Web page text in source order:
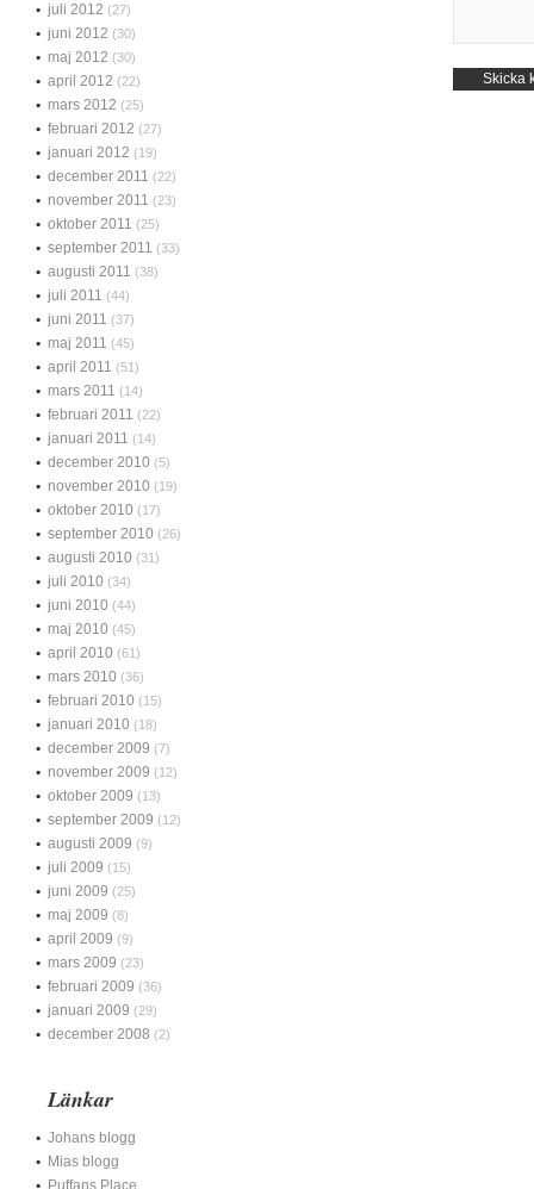
juli 2012 (27)
juni 2012 (30)
maj 2012 (30)
april 2012 (22)
mars 2012 (25)
februari 2012 (27)
januari 2012 (19)
december 2011 (22)
november 2011 (23)
oktober 2011 (25)
september 2011 (33)
augusti 2011 (38)
juli 2011 (44)
juni 2011 (37)
maj 2011 (45)
april 2011 (51)
mars 2011 (14)
februari 2011 (22)
januari 2011 (14)
december 2010 (5)
november 2010 (19)
oktober 2010 (17)
september 2010 (26)
augusti 2010 (31)
juli 2010 (34)
juni 2010 (44)
maj 2010 (45)
april 2010 (61)
mars 2010 (36)
februari 2010 (15)
januari 2010 (18)
december 2009 (7)
november 2009 (12)
oktober 2009 (13)
september 2009 (12)
augusti 2009 (9)
juli 2009 (15)
juni 2009 (25)
maj 2009 (8)
april 2009 (9)
mars 2009 (23)
februari 2009 (36)
januari 2009 (29)
december 2008 (2)
Länkar
Johans blogg
Mias blogg
Puffans Place